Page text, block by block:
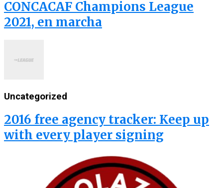
CONCACAF Champions League
2021, en marcha
Uncategorized
2016 free agency tracker: Keep up
with every player signing